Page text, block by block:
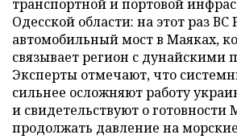
транспортной и портовой
Одесской области: на этот раз
автомобильный мост в Маяках,
связывает регион с дунайскими
Эксперты отмечают, что
сильнее осложняют работу
и свидетельствуют о готовности
продолжать давление на